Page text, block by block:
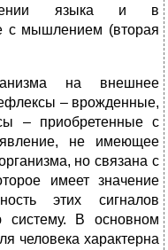
языка и в
с мышлением (вторая
на внешнее
– врожденные,
– приобретенные с
не имеющее
но связана с
имеет значение
этих сигналов
систему. В основном
человека характерна